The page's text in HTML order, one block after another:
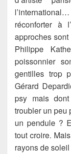
réconforter à
approches sont
Philippe
poissonnier
gentilles trop
Gérard
psy mais
troubler un peu
un pendule ?
tout croire.
rayons de